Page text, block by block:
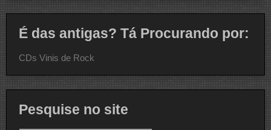
É das antigas? Tá Procurando por:
CDs Vinis de Rock
Pesquise no site